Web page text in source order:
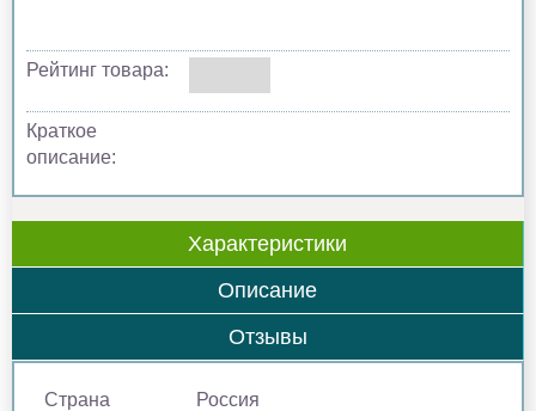
Рейтинг товара:
Краткое
описание:
Характеристики
Описание
Отзывы
Страна
Россия